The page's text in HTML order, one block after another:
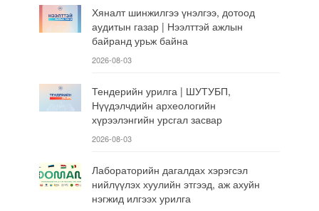
Хяналт шинжилгээ үнэлгээ, дотоод
аудитын газар | Нээлттэй ажлын
байранд урьж байна
2026-08-03
Тендерийн урилга | ШУТУБП,
Нүүдэлчдийн археологийн
хүрээлэнгийн урсгал засвар
2026-08-03
Лабораторийн дагалдах хэрэгсэл
нийлүүлэх хуулийн этгээд, аж ахуйн
нэгжид илгээх урилга